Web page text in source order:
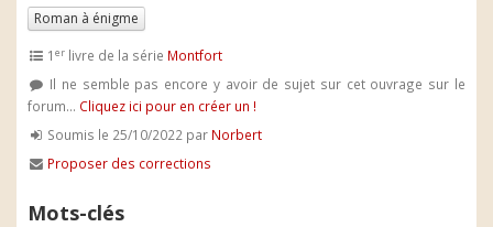
Roman à énigme
1er livre de la série Montfort
Il ne semble pas encore y avoir de sujet sur cet ouvrage sur le
forum... Cliquez ici pour en créer un !
Soumis le 25/10/2022 par Norbert
Proposer des corrections
Mots-clés